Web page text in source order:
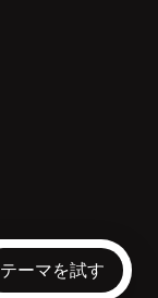
テーマを試す